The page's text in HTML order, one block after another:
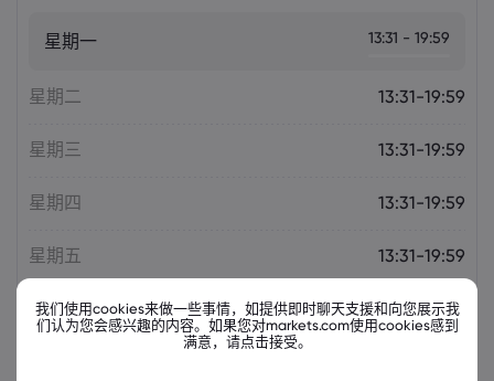
星期一 13:31 - 19:59
星期二 13:31-19:59
星期三 13:31-19:59
星期四 13:31-19:59
星期五 13:31-19:59
我们使用cookies来做一些事情，如提供即时聊天支援和向您展示我
们认为您会感兴趣的内容。如果您对markets.com使用cookies感到
满意，请点击接受。